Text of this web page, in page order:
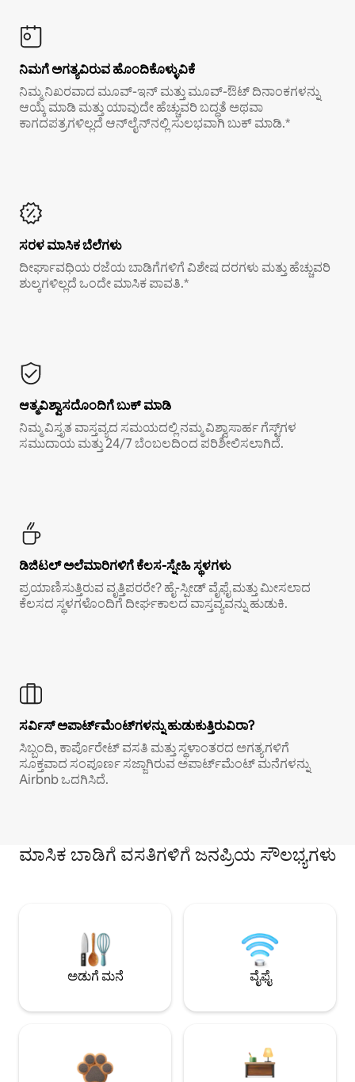
ನಿಮಗೆ ಅಗತ್ಯವಿರುವ ಹೊಂದಿಕೊಳ್ಳುವಿಕೆ
ನಿಮ್ಮ ನಿಖರವಾದ ಮೂವ್-ಇನ್ ಮತ್ತು ಮೂವ್-ಔಟ್ ದಿನಾಂಕಗಳನ್ನು
ಆಯ್ಕೆ ಮಾಡಿ ಮತ್ತು ಯಾವುದೇ ಹೆಚ್ಚುವರಿ ಬದ್ಧತೆ ಅಥವಾ
ಕಾಗದಪತ್ರಗಳಿಲ್ಲದೆ ಆನ್‌ಲೈನ್‌ನಲ್ಲಿ ಸುಲಭವಾಗಿ ಬುಕ್ ಮಾಡಿ.*
ಸರಳ ಮಾಸಿಕ ಬೆಲೆಗಳು
ದೀರ್ಘಾವಧಿಯ ರಜೆಯ ಬಾಡಿಗೆಗಳಿಗೆ ವಿಶೇಷ ದರಗಳು ಮತ್ತು ಹೆಚ್ಚುವರಿ
ಶುಲ್ಕಗಳಿಲ್ಲದೆ ಒಂದೇ ಮಾಸಿಕ ಪಾವತಿ.*
ಆತ್ಮವಿಶ್ವಾಸದೊಂದಿಗೆ ಬುಕ್ ಮಾಡಿ
ನಿಮ್ಮ ವಿಸ್ತೃತ ವಾಸ್ತವ್ಯದ ಸಮಯದಲ್ಲಿ ನಮ್ಮ ವಿಶ್ವಾಸಾರ್ಹ ಗೆಸ್ಟ್‌ಗಳ
ಸಮುದಾಯ ಮತ್ತು 24/7 ಬೆಂಬಲದಿಂದ ಪರಿಶೀಲಿಸಲಾಗಿದೆ.
ಡಿಜಿಟಲ್ ಅಲೆಮಾರಿಗಳಿಗೆ ಕೆಲಸ-ಸ್ನೇಹಿ ಸ್ಥಳಗಳು
ಪ್ರಯಾಣಿಸುತ್ತಿರುವ ವೃತ್ತಿಪರರೇ? ಹೈ-ಸ್ಪೀಡ್ ವೈಫೈ ಮತ್ತು ಮೀಸಲಾದ
ಕೆಲಸದ ಸ್ಥಳಗಳೊಂದಿಗೆ ದೀರ್ಘಕಾಲದ ವಾಸ್ತವ್ಯವನ್ನು ಹುಡುಕಿ.
ಸರ್ವಿಸ್ ಅಪಾರ್ಟ್‌ಮೆಂಟ್‌ಗಳನ್ನು ಹುಡುಕುತ್ತಿರುವಿರಾ?
ಸಿಬ್ಬಂದಿ, ಕಾರ್ಪೊರೇಟ್ ವಸತಿ ಮತ್ತು ಸ್ಥಳಾಂತರದ ಅಗತ್ಯಗಳಿಗೆ
ಸೂಕ್ತವಾದ ಸಂಪೂರ್ಣ ಸಜ್ಜಾಗಿರುವ ಅಪಾರ್ಟ್‌ಮೆಂಟ್ ಮನೆಗಳನ್ನು
Airbnb ಒದಗಿಸಿದೆ.
ಮಾಸಿಕ ಬಾಡಿಗೆ ವಸತಿಗಳಿಗೆ ಜನಪ್ರಿಯ ಸೌಲಭ್ಯಗಳು
ಅಡುಗೆ ಮನೆ ವೈಫೈ